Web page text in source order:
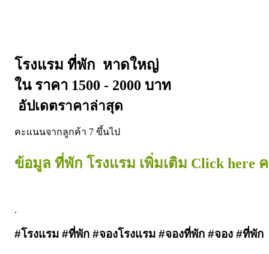
โรงแรม ที่พัก หาดใหญ่
ใน ราคา 1500 - 2000 บาท
อัปเดตราคาล่าสุด
คะแนนจากลูกค้า 7 ขึ้นไป
ข้อมูล ที่พัก โรงแรม เพิ่มเติม Click here
.
#โรงแรม #ที่พัก #จองโรงแรม #จองที่พัก #จอง #ที่พั